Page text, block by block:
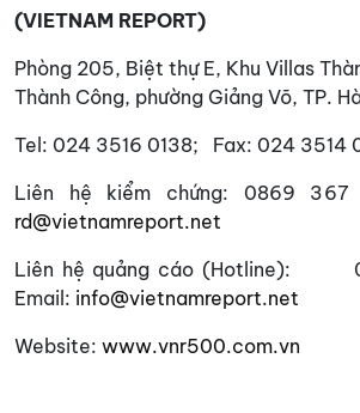
(VIETNAM REPORT)
Phòng 205, Biệt thự E, Khu Villas
Thành Công, phường Giảng Võ, TP.
Tel: 024 3516 0138; Fax: 024 3514
Liên hệ kiểm chứng: 0869
rd@vietnamreport.net
Liên hệ quảng cáo (Hotline):
Email: info@vietnamreport.net
Website: www.vnr500.com.vn